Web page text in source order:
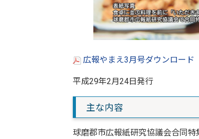
広報やまえ3月号ダウンロード
平成29年2月24日発行
主な内容
球磨郡市広報紙研究協議会合同特